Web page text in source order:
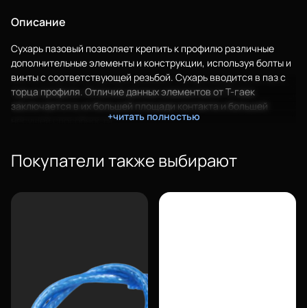
Описание
Сухарь пазовый позволяет крепить к профилю различные
дополнительные элементы и конструкции, используя болты и
винты с соответствующей резьбой. Сухарь вводится в паз с
торца профиля. Отличие данных элементов от Т-гаек
заключается в их большей площади контакта и большей
несущей способности.+читать полностью
Покупатели также выбирают